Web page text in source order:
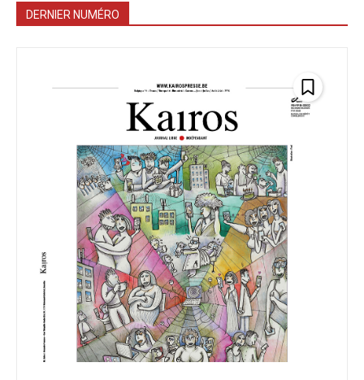
DERNIER NUMÉRO